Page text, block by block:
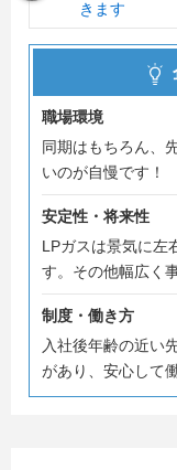
『社員の幸せなく
エネジンは社員教
＝＝＝＝＝＝＝＝
＝国土強靭化貢献
『保安なくして経
地域のライフライ
を守ります。
＝＝＝＝＝＝＝＝
＝経済産業省「健
＝＝＝＝＝＝＝＝
職場環境
同期はもちろん、
いのが自慢です！
安定性・将来性
LPガスは景気に左
す。その他幅広く
制度・働き方
入社後年齢の近い
があり、安心して